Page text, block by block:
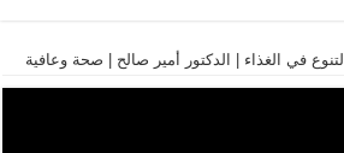
التنوع في الغذاء | الدكتور أمير صالح | صحة وعافية